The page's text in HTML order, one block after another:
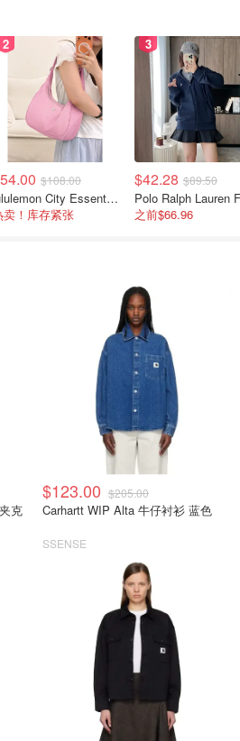
2
$108.00
lululemon City Essentials 肩背包 4L
卖！库存紧张
3
$42.28 $89.50
之前$66.96
克
$123.00 $205.00
Carhartt WIP Alta 牛仔衬衫 蓝色
SSENSE